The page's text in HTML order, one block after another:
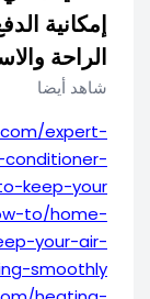
إمكانية
الراحة
شاهد أيضا
expert-
keep-your/
to/home-
your-air-
smoothly